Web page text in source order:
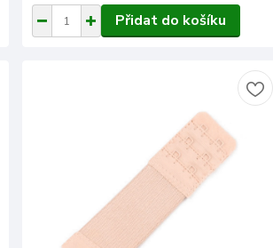
Přidat do košíku